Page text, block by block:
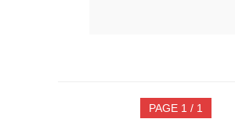
PAGE 1 / 1